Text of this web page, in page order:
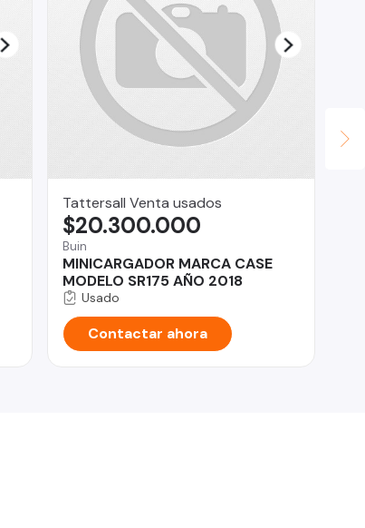
Tattersall Venta usados
Buin
MINICARGADOR MARCA CASE
MODELO SR175 AÑO 2018
$20.300.000
Usado
Contactar ahora